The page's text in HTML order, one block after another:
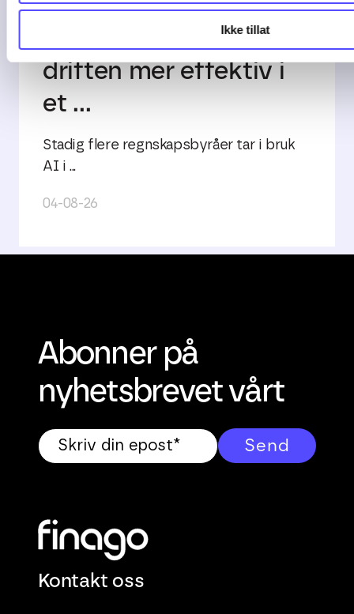
Ikke tillat
Slik kan AI gjøre
driften mer effektiv i
et ...
Stadig flere regnskapsbyråer tar i bruk
AI i ...
04-08-26
Abonner på
nyhetsbrevet vårt
Kontakt oss